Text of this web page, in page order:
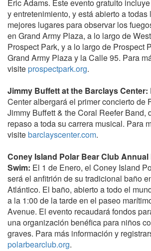
Eric Adams. Este evento gratuito
y entretenimiento, y está abierto a
mejores lugares para observar los
en Grand Army Plaza, a lo largo de
Prospect Park, y a lo largo de Prospect
Grand Army Plaza y la Calle 95. Para
visiteprospectpark.org.
Jimmy Buffett at the Barclays Center:
Center albergará el primer concierto de
Jimmy Buffett & the Coral Reefer Band,
repaso a toda su carrera musical. Para
visitebarclayscenter.com.
Coney Island Polar Bear Club Annual
Swim: El 1 de Enero, el Coney Island
será el anfitrión de su tradicional baño
Atlántico. El baño, abierto a todo el
a la 1:00 de la tarde en el paseo
Avenue. El evento recaudará fondos
una organización benéfica para niños
graves. Para más información y
polarbearclub.org.